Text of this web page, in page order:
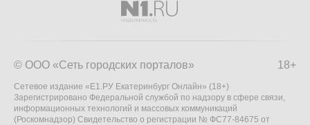
18+
© ООО «Сеть городских порталов»
Сетевое издание «Е1.РУ Екатеринбург Онлайн» (18+)
Зарегистрировано Федеральной службой по надзору в сфере связи,
информационных технологий и массовых коммуникаций
(Роскомнадзор) Свидетельство о регистрации № ФС77-84675 от